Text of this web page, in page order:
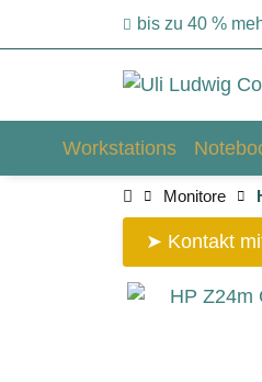
bis zu 40 %
Workstations
Monitore
➤ Kontakt